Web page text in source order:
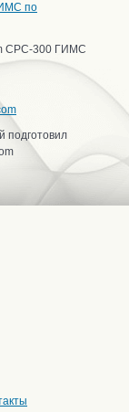
по
CPC-300 ГИМС
подготовил